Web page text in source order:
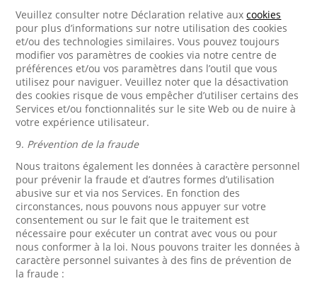
Veuillez consulter notre Déclaration relative auxcookies
pour plus d’informations sur notre utilisation des cookies
et/ou des technologies similaires. Vous pouvez toujours
modifier vos paramètres de cookies via notre centre de
préférences et/ou vos paramètres dans l’outil que vous
utilisez pour naviguer. Veuillez noter que la désactivation
des cookies risque de vous empêcher d’utiliser certains des
Services et/ou fonctionnalités sur le site Web ou de nuire à
votre expérience utilisateur.
9. Prévention de la fraude
Nous traitons également les données à caractère personnel
pour prévenir la fraude et d’autres formes d’utilisation
abusive sur et via nos Services. En fonction des
circonstances, nous pouvons nous appuyer sur votre
consentement ou sur le fait que le traitement est
nécessaire pour exécuter un contrat avec vous ou pour
nous conformer à la loi. Nous pouvons traiter les données à
caractère personnel suivantes à des fins de prévention de
la fraude :